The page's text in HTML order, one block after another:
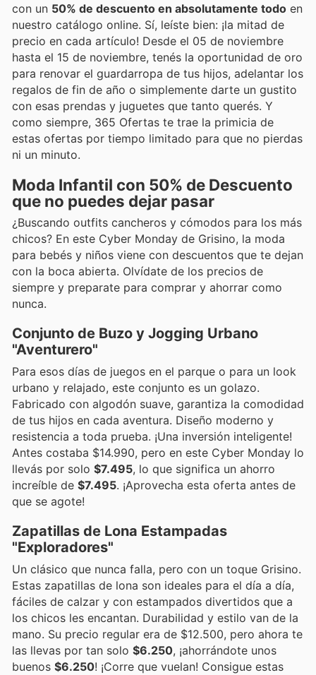
con un 50% de descuento en absolutamente todo en
nuestro catálogo online. Sí, leíste bien: ¡la mitad de
precio en cada artículo! Desde el 05 de noviembre
hasta el 15 de noviembre, tenés la oportunidad de oro
para renovar el guardarropa de tus hijos, adelantar los
regalos de fin de año o simplemente darte un gustito
con esas prendas y juguetes que tanto querés. Y
como siempre, 365 Ofertas te trae la primicia de
estas ofertas por tiempo limitado para que no pierdas
ni un minuto.
Moda Infantil con 50% de Descuento
que no puedes dejar pasar
¿Buscando outfits cancheros y cómodos para los más
chicos? En este Cyber Monday de Grisino, la moda
para bebés y niños viene con descuentos que te dejan
con la boca abierta. Olvídate de los precios de
siempre y preparate para comprar y ahorrar como
nunca.
Conjunto de Buzo y Jogging Urbano
"Aventurero"
Para esos días de juegos en el parque o para un look
urbano y relajado, este conjunto es un golazo.
Fabricado con algodón suave, garantiza la comodidad
de tus hijos en cada aventura. Diseño moderno y
resistencia a toda prueba. ¡Una inversión inteligente!
Antes costaba $14.990, pero en este Cyber Monday lo
llevás por solo $7.495, lo que significa un ahorro
increíble de $7.495. ¡Aprovecha esta oferta antes de
que se agote!
Zapatillas de Lona Estampadas
"Exploradores"
Un clásico que nunca falla, pero con un toque Grisino.
Estas zapatillas de lona son ideales para el día a día,
fáciles de calzar y con estampados divertidos que a
los chicos les encantan. Durabilidad y estilo van de la
mano. Su precio regular era de $12.500, pero ahora te
las llevas por tan solo $6.250, ¡ahorrándote unos
buenos $6.250! ¡Corre que vuelan! Consigue estas